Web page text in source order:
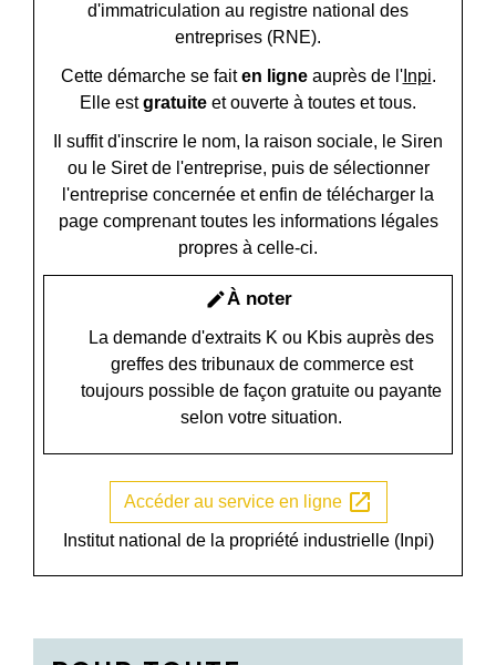
d'immatriculation au registre national des
entreprises (RNE).
Cette démarche se faiten ligneauprès de l'Inpi.
Elle estgratuite et ouverte à toutes et tous.
Il suffit d'inscrire le nom, la raison sociale, le Siren
ou le Siret de l'entreprise, puis de sélectionner
l'entreprise concernée et enfin de télécharger la
page comprenant toutes les informations légales
propres à celle-ci.
editÀ noter
La demande d'extraits K ou Kbis auprès des
greffes des tribunaux de commerce est
toujours possible de façon gratuite ou payante
selon votre situation.
Accéder au service en ligne open_in_new
Institut national de la propriété industrielle (Inpi)